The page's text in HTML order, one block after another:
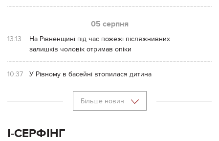
05 серпня
13:13
На Рівненщині під час пожежі післяжнивних
залишків чоловік отримав опіки
10:37 У Рівному в басейні втопилася дитина
Більше новин
І-СЕРФІНГ